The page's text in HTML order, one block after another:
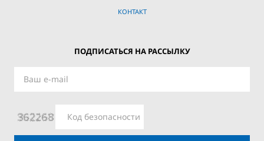
КОНТАКТ
ПОДПИСАТЬСЯ НА РАССЫЛКУ